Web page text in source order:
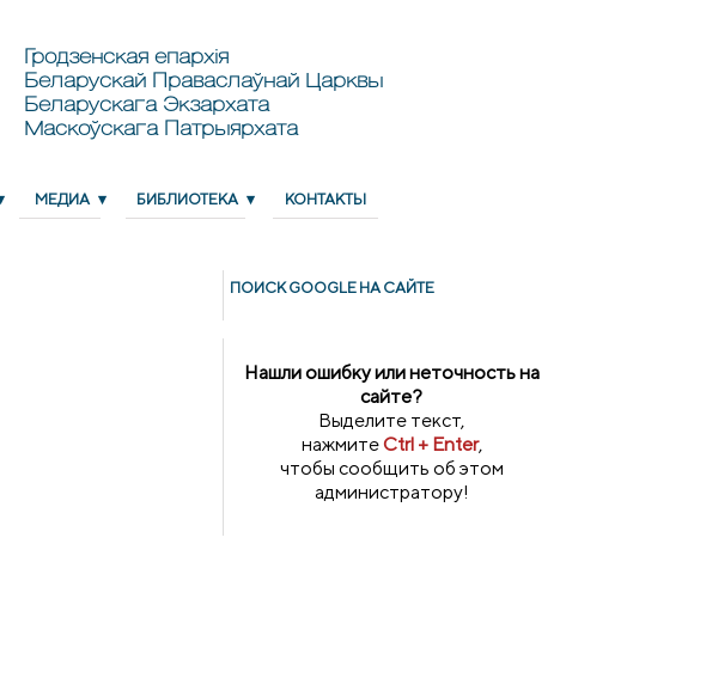
Гродзенская епархія
Беларускай Праваслаўнай Царквы
Беларускага Экзархата
Маскоўскага Патрыярхата
МЕДИА БИБЛИОТЕКА КОНТАКТЫ
ПОИСК GOОGLE НА САЙТЕ
Нашли ошибку или неточность на
сайте?
Выделите текст,
нажмитеCtrl + Enter,
чтобы сообщить об этом
администратору!